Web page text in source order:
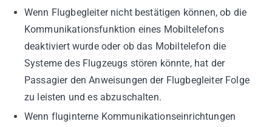
Wenn Flugbegleiter nicht bestätigen können, ob die
Kommunikationsfunktion eines Mobiltelefons
deaktiviert wurde oder ob das Mobiltelefon die
Systeme des Flugzeugs stören könnte, hat der
Passagier den Anweisungen der Flugbegleiter Folge
zu leisten und es abzuschalten.
Wenn fluginterne Kommunikationseinrichtungen